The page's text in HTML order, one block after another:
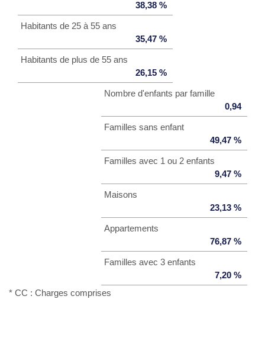
38,38 %
Habitants de 25 à 55 ans
35,47 %
Habitants de plus de 55 ans
26,15 %
Nombre d'enfants par famille
0,94
Familles sans enfant
49,47 %
Familles avec 1 ou 2 enfants
9,47 %
Maisons
23,13 %
Appartements
76,87 %
Familles avec 3 enfants
7,20 %
* CC : Charges comprises